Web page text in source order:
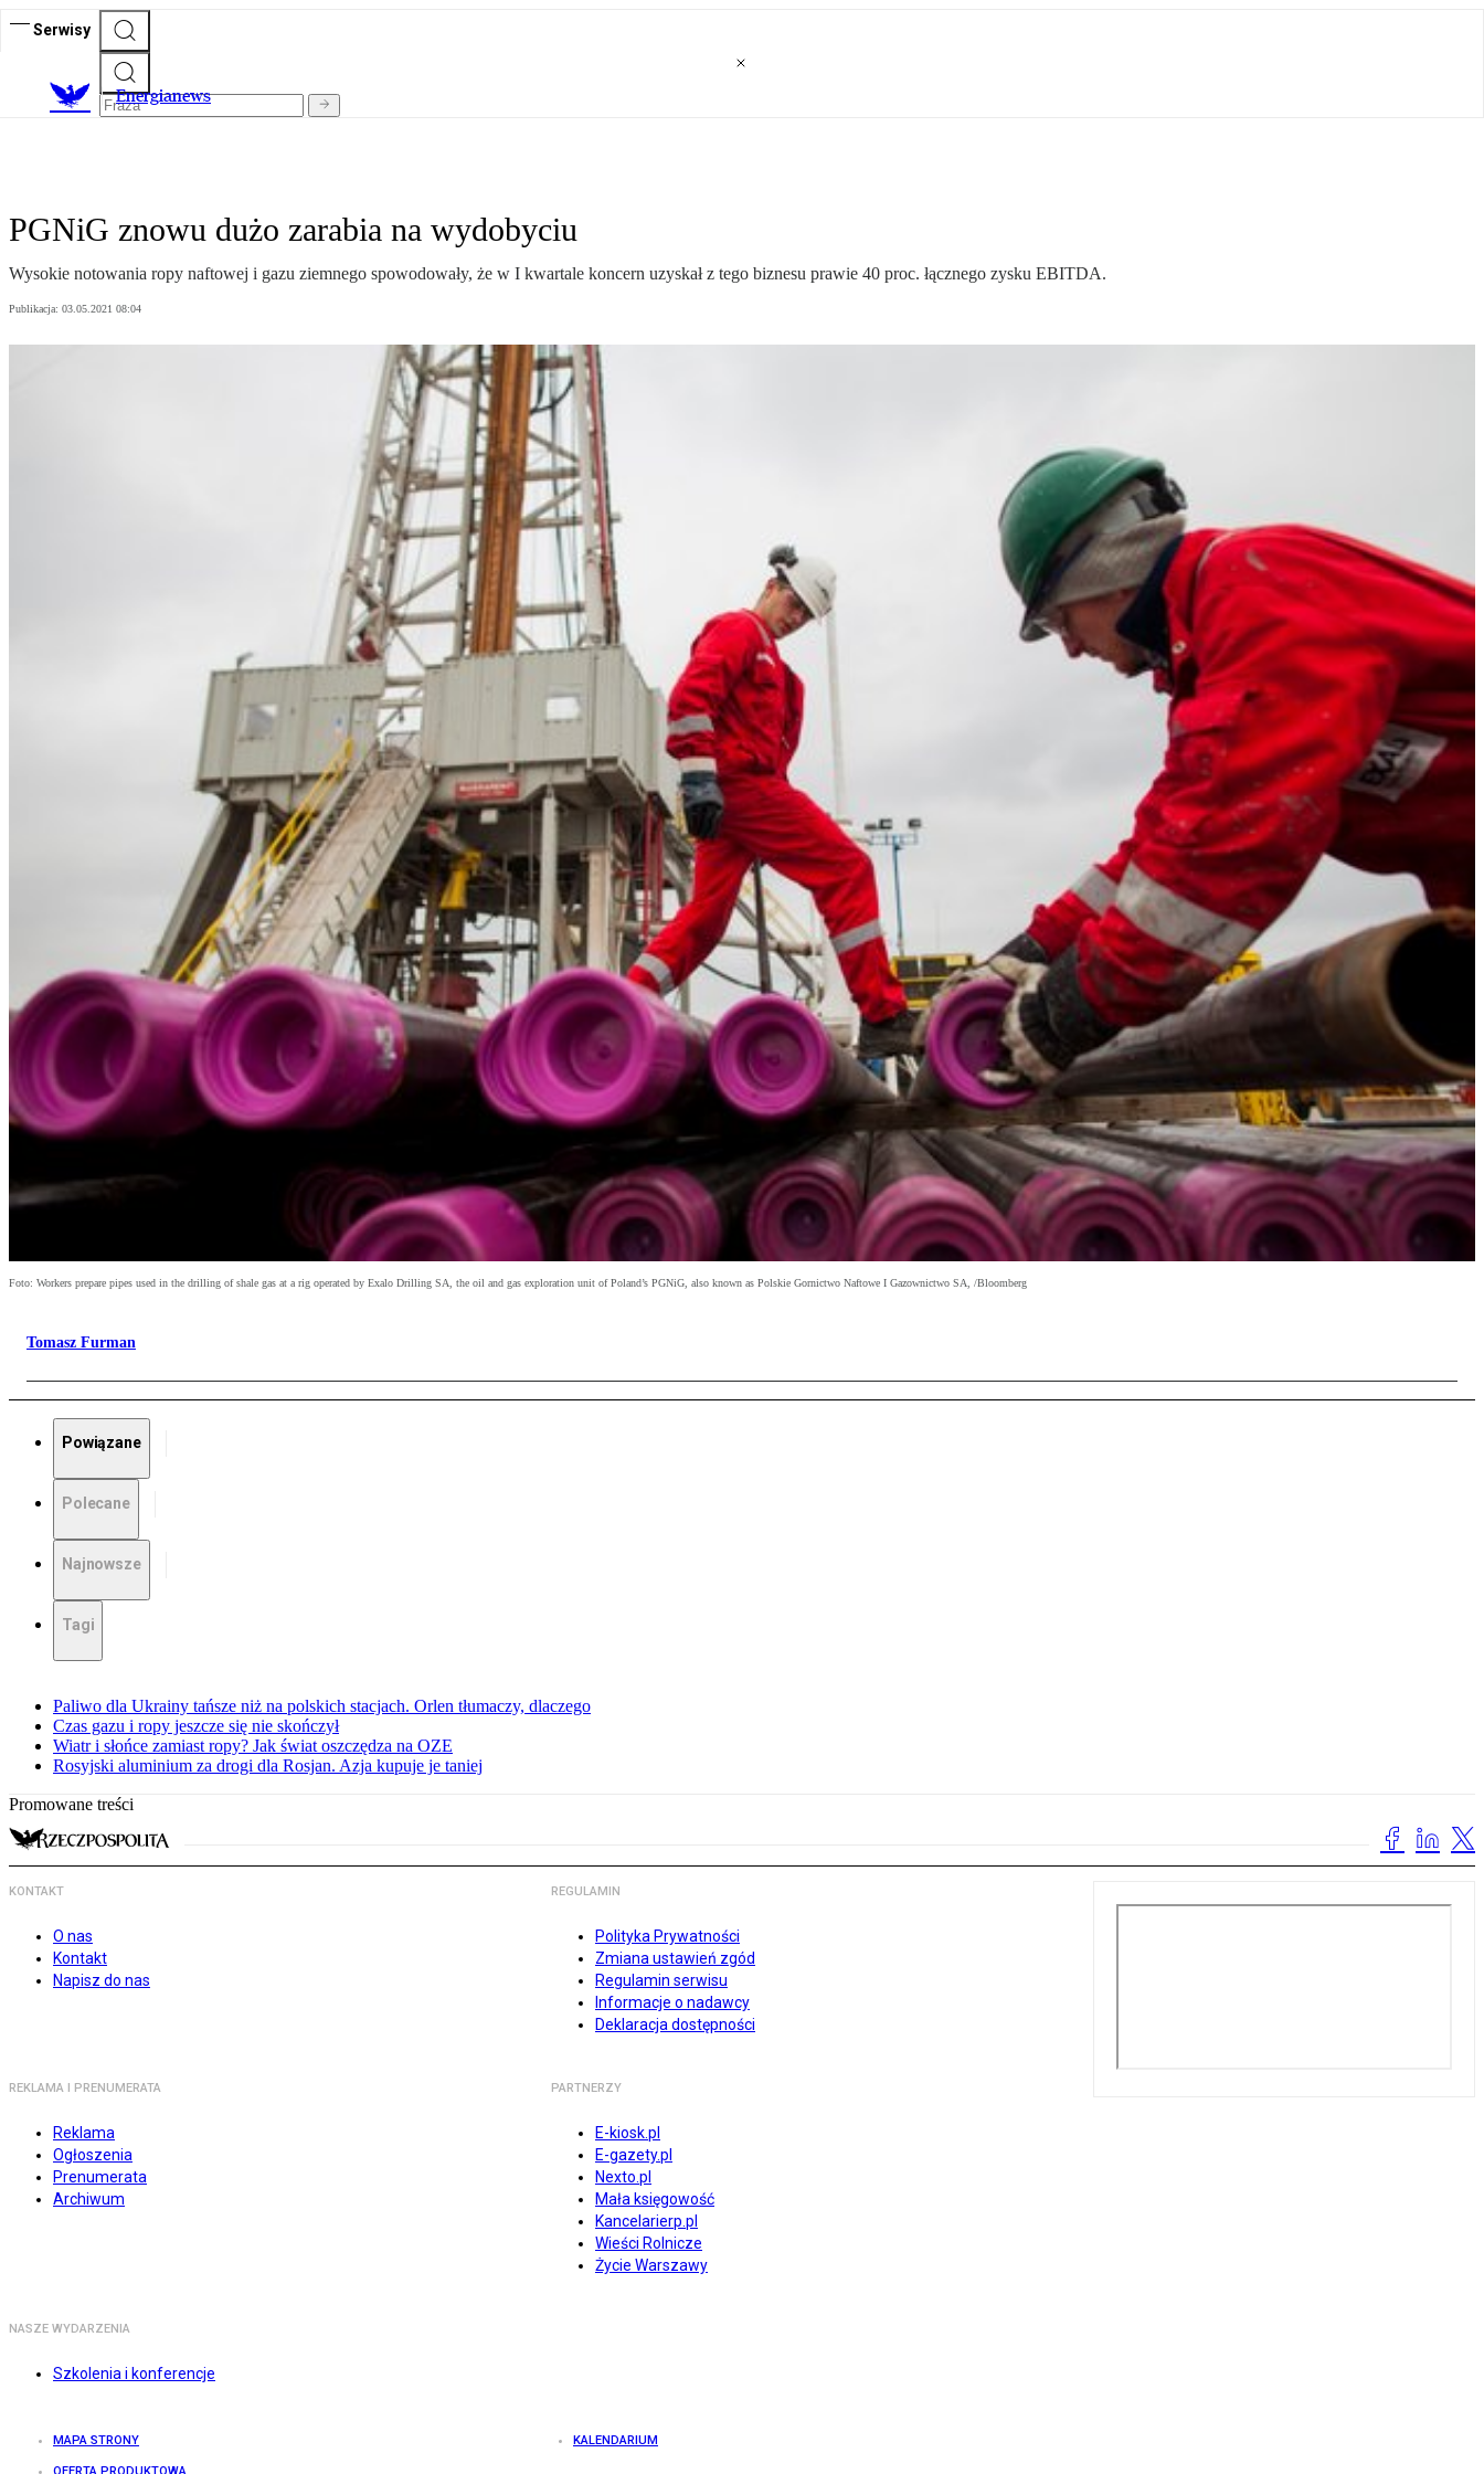
Serwisy
Energianews
PGNiG znowu dużo zarabia na wydobyciu
Wysokie notowania ropy naftowej i gazu ziemnego spowodowały, że w I kwartale koncern uzyskał z tego biznesu prawie 40 proc. łącznego zysku EBITDA.
Publikacja: 03.05.2021 08:04
Foto: Workers prepare pipes used in the drilling of shale gas at a rig operated by Exalo Drilling SA, the oil and gas exploration unit of Poland’s PGNiG, also known as Polskie Gornictwo Naftowe I Gazownictwo SA, /Bloomberg
Tomasz Furman
Powiązane
Polecane
Najnowsze
Tagi
Paliwo dla Ukrainy tańsze niż na polskich stacjach. Orlen tłumaczy, dlaczego
Czas gazu i ropy jeszcze się nie skończył
Wiatr i słońce zamiast ropy? Jak świat oszczędza na OZE
Rosyjski aluminium za drogi dla Rosjan. Azja kupuje je taniej
Promowane treści
KONTAKT
O nas
Kontakt
Napisz do nas
REGULAMIN
Polityka Prywatności
Zmiana ustawień zgód
Regulamin serwisu
Informacje o nadawcy
Deklaracja dostępności
REKLAMA I PRENUMERATA
Reklama
Ogłoszenia
Prenumerata
Archiwum
PARTNERZY
E-kiosk.pl
E-gazety.pl
Nexto.pl
Mała księgowość
Kancelarierp.pl
Wieści Rolnicze
Życie Warszawy
NASZE WYDARZENIA
Szkolenia i konferencje
MAPA STRONY KALENDARIUM